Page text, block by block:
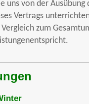
uns von der Ausübung
Vertrags
Vergleich zum
entspricht.